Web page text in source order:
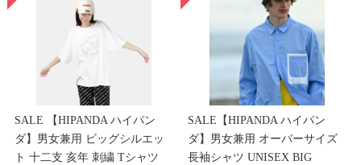
SALE 【HIPANDA ハイパン
ダ】男女兼用 ビッグシルエッ
ト 十二支 亥年 刺繍 Tシャツ
SALE【HIPANDA ハイパン
ダ】男女兼用 オーバーサイズ
長袖シャツ UNISEX BIG